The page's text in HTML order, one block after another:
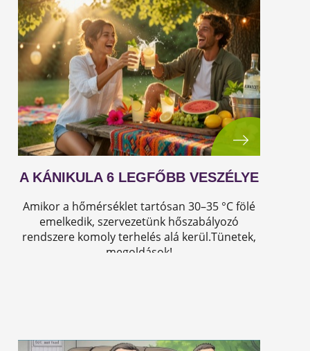
A KÁNIKULA 6 LEGFŐBB VESZÉLYE
Amikor a hőmérséklet tartósan 30–35 °C fölé
emelkedik, szervezetünk hőszabályozó
rendszere komoly terhelés alá kerül.Tünetek,
megoldások!